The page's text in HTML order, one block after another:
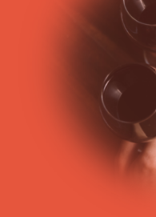
Ruinart est un nom de
Champagnes. Il s’agit en
maisons de Champagne,
renommée depuis plus
Ruinart Brut et Ruinart
gammes de Champagne
Ruinart Rosé. Ruinart
Ruinart Rosé, sont tous
dont la diversité saura
amateurs de Champagne !